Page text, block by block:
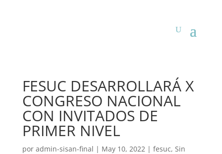
FESUC DESARROLLARÁ X
CONGRESO NACIONAL
CON INVITADOS DE
PRIMER NIVEL
por admin-sisan-final | May 10, 2022| fesuc, Sin